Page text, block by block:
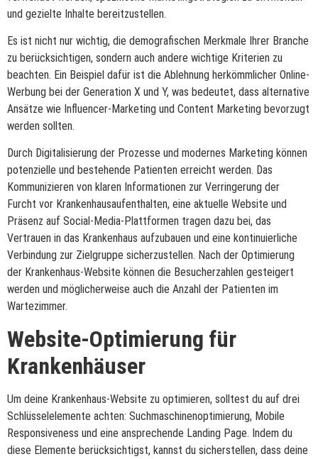
und gezielte Inhalte bereitzustellen.
Es ist nicht nur wichtig, die demografischen Merkmale Ihrer Branche
zu berücksichtigen, sondern auch andere wichtige Kriterien zu
beachten. Ein Beispiel dafür ist die Ablehnung herkömmlicher Online-
Werbung bei der Generation X und Y, was bedeutet, dass alternative
Ansätze wie Influencer-Marketing und Content Marketing bevorzugt
werden sollten.
Durch Digitalisierung der Prozesse und modernes Marketing können
potenzielle und bestehende Patienten erreicht werden. Das
Kommunizieren von klaren Informationen zur Verringerung der
Furcht vor Krankenhausaufenthalten, eine aktuelle Website und
Präsenz auf Social-Media-Plattformen tragen dazu bei, das
Vertrauen in das Krankenhaus aufzubauen und eine kontinuierliche
Verbindung zur Zielgruppe sicherzustellen. Nach der Optimierung
der Krankenhaus-Website können die Besucherzahlen gesteigert
werden und möglicherweise auch die Anzahl der Patienten im
Wartezimmer.
Website-Optimierung für
Krankenhäuser
Um deine Krankenhaus-Website zu optimieren, solltest du auf drei
Schlüsselelemente achten: Suchmaschinenoptimierung, Mobile
Responsiveness und eine ansprechende Landing Page. Indem du
diese Elemente berücksichtigst, kannst du sicherstellen, dass deine